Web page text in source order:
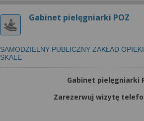
Gabinet pielęgniarki POZ
SAMODZIELNY PUBLICZNY ZAKŁAD
SKALE
Gabinet pielęgniarki
Zarezerwuj wizytę